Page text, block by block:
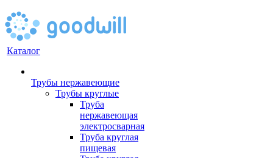
Каталог
Трубы нержавеющие
Трубы круглые
Труба
нержавеющая
электросварная
Труба круглая
пищевая